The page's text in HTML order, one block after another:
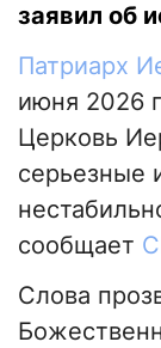
заявил об
Патриарх
июня 2026
Церковь
серьезные
сообщает
Слова